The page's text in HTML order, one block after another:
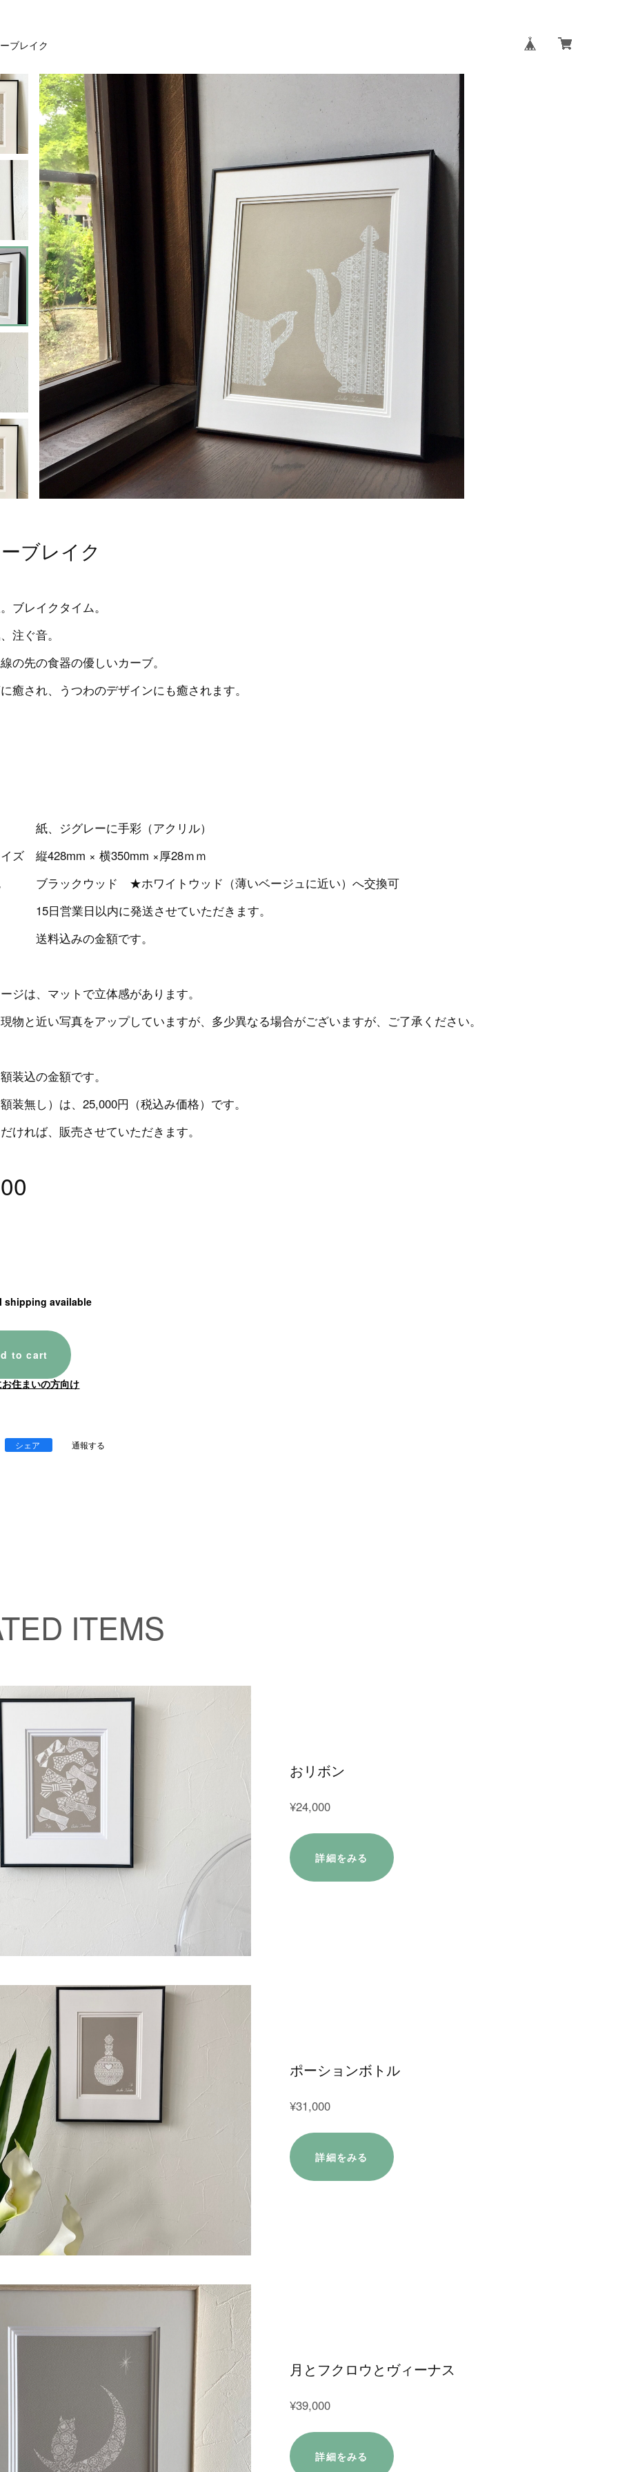
ブレイク
ブレイク
ブレイクタイム。
注ぐ音。
の先の食器の優しいカーブ。
癒され、うつわのデザインにも癒されます。
ジグレーに手彩（アクリル）
ズ 縦428mm × 横350mm ×厚28ｍｍ
ブラックウッド ★ホワイトウッド（薄いベージュに近い）へ交換可
営業日以内に発送させていただきます。
込みの金額です。
ジは、マットで立体感があります。
物と近い写真をアップしていますが、多少異なる場合がございますが、ご了承ください。
装込の金額です。
装無し）は、25,000円（税込み価格）です。
ければ、販売させていただきます。
shipping available
to cart
住まいの方向け
シェア 通報する
ITEMS
おリボン
¥24,000
詳細をみる
ポーションボトル
¥31,000
詳細をみる
月とフクロウとヴィーナス
¥39,000
詳細をみる